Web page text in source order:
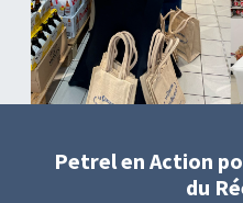
Petrel en Action
du